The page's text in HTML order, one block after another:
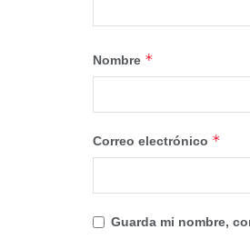
Nombre *
Correo electrónico *
Guarda mi nombre,